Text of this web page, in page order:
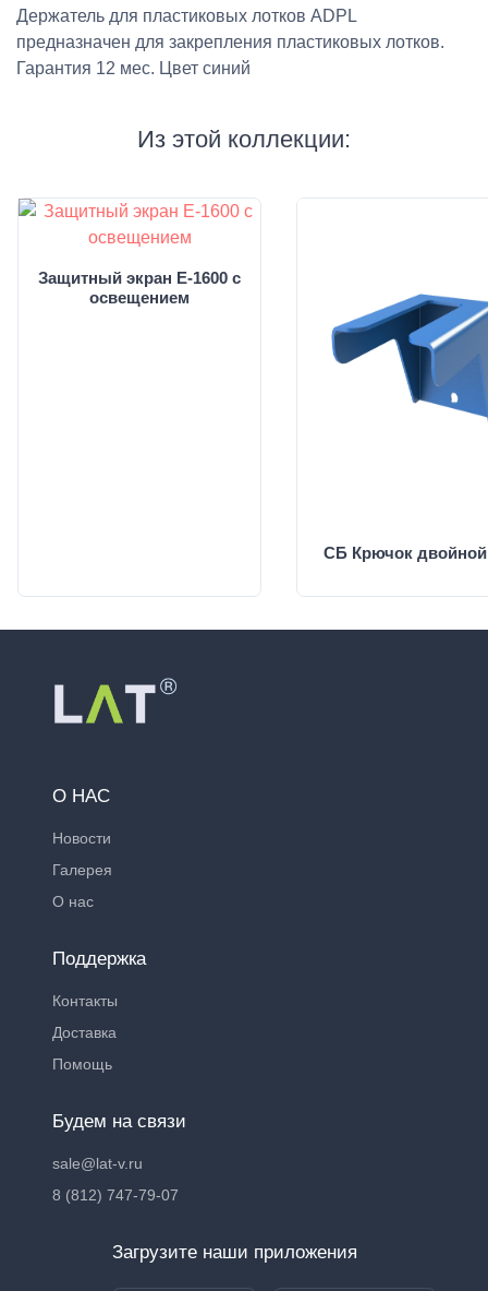
Держатель для пластиковых лотков ADPL
предназначен для закрепления пластиковых лотков.
Гарантия 12 мес. Цвет синий
Из этой коллекции:
Защитный экран E-1600 с
освещением
СБ Крючок
О НАС
Новости
Галерея
О нас
Поддержка
Контакты
Доставка
Помощь
Будем на связи
sale@lat-v.ru
8 (812) 747-79-07
Загрузите наши приложения